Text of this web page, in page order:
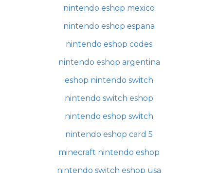
nintendo eshop mexico
nintendo eshop espana
nintendo eshop codes
nintendo eshop argentina
eshop nintendo switch
nintendo switch eshop
nintendo eshop switch
nintendo eshop card 5
minecraft nintendo eshop
nintendo switch eshop usa